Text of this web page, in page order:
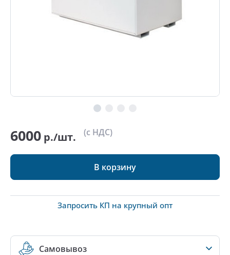
6000 р./шт. (с НДС)
В корзину
Запросить КП на крупный опт
Самовывоз